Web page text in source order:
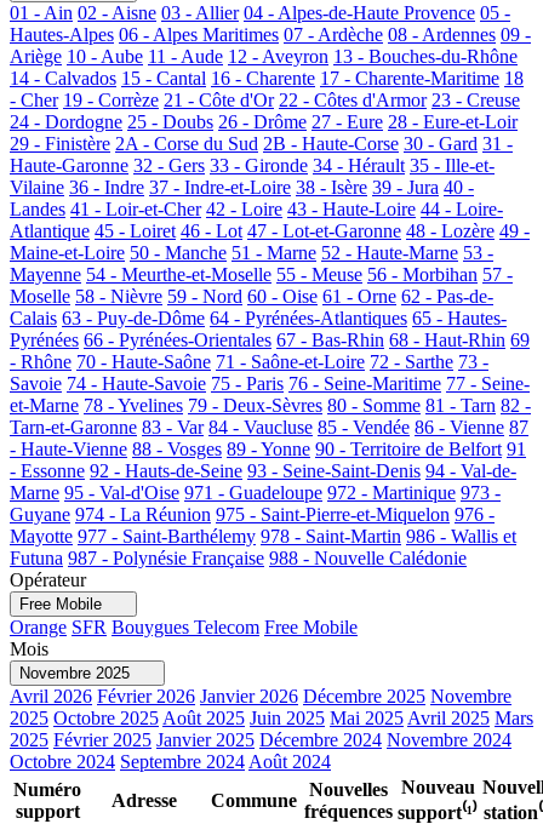
01 - Ain 02 - Aisne 03 - Allier 04 - Alpes-de-Haute Provence 05 -
Hautes-Alpes 06 - Alpes Maritimes 07 - Ardèche 08 - Ardennes 09 -
Ariège 10 - Aube 11 - Aude 12 - Aveyron 13 - Bouches-du-Rhône
14 - Calvados 15 - Cantal 16 - Charente 17 - Charente-Maritime 18
- Cher 19 - Corrèze 21 - Côte d'Or 22 - Côtes d'Armor 23 - Creuse
24 - Dordogne 25 - Doubs 26 - Drôme 27 - Eure 28 - Eure-et-Loir
29 - Finistère 2A - Corse du Sud 2B - Haute-Corse 30 - Gard 31 -
Haute-Garonne 32 - Gers 33 - Gironde 34 - Hérault 35 - Ille-et-
Vilaine 36 - Indre 37 - Indre-et-Loire 38 - Isère 39 - Jura 40 -
Landes 41 - Loir-et-Cher 42 - Loire 43 - Haute-Loire 44 - Loire-
Atlantique 45 - Loiret 46 - Lot 47 - Lot-et-Garonne 48 - Lozère 49 -
Maine-et-Loire 50 - Manche 51 - Marne 52 - Haute-Marne 53 -
Mayenne 54 - Meurthe-et-Moselle 55 - Meuse 56 - Morbihan 57 -
Moselle 58 - Nièvre 59 - Nord 60 - Oise 61 - Orne 62 - Pas-de-
Calais 63 - Puy-de-Dôme 64 - Pyrénées-Atlantiques 65 - Hautes-
Pyrénées 66 - Pyrénées-Orientales 67 - Bas-Rhin 68 - Haut-Rhin 69
- Rhône 70 - Haute-Saône 71 - Saône-et-Loire 72 - Sarthe 73 -
Savoie 74 - Haute-Savoie 75 - Paris 76 - Seine-Maritime 77 - Seine-
et-Marne 78 - Yvelines 79 - Deux-Sèvres 80 - Somme 81 - Tarn 82 -
Tarn-et-Garonne 83 - Var 84 - Vaucluse 85 - Vendée 86 - Vienne 87
- Haute-Vienne 88 - Vosges 89 - Yonne 90 - Territoire de Belfort 91
- Essonne 92 - Hauts-de-Seine 93 - Seine-Saint-Denis 94 - Val-de-
Marne 95 - Val-d'Oise 971 - Guadeloupe 972 - Martinique 973 -
Guyane 974 - La Réunion 975 - Saint-Pierre-et-Miquelon 976 -
Mayotte 977 - Saint-Barthélemy 978 - Saint-Martin 986 - Wallis et
Futuna 987 - Polynésie Française 988 - Nouvelle Calédonie
Opérateur
Free Mobile
Orange SFR Bouygues Telecom Free Mobile
Mois
Novembre 2025
Avril 2026 Février 2026 Janvier 2026 Décembre 2025 Novembre
2025 Octobre 2025 Août 2025 Juin 2025 Mai 2025 Avril 2025 Mars
2025 Février 2025 Janvier 2025 Décembre 2024 Novembre 2024
Octobre 2024 Septembre 2024 Août 2024
Numéro
support
Adresse Commune
Nouvelles
fréquences
Nouveau
support⁽¹⁾